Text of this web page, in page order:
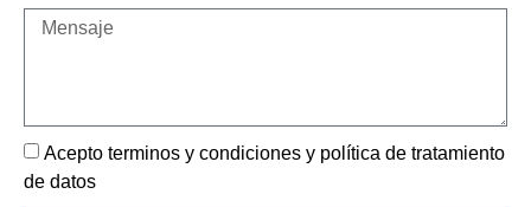
Acepto terminos y condiciones y política de tratamiento
de datos